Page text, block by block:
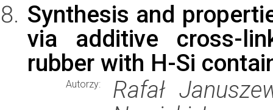
Synthesis and
via additive cross-
rubber with H-Si
Autorzy:
Rafał